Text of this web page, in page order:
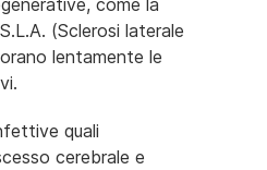
come la
(Sclerosi laterale
lentamente le
quali
cerebrale e